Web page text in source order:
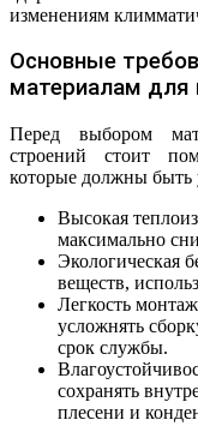
изменениям
Основные
материалам
Перед выбором
строений стоит
которые должны быть
Высокая
максимально
Экологическая
веществ,
Легкость
усложнять
срок службы.
сохранять
плесени и